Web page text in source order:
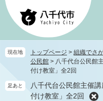
ペ
先
頭
す
。
メ
を
飛
し
て
現在地 トップページ > 組織でさ
公民館 > 八千代台公民館
付け教室」全2回
足あと
八千代台公民館主催
付け教室」全2回